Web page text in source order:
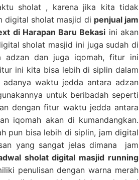
sholat , karena jika kita tidak
digital sholat masjid di penjual jam
di Harapan Baru Bekasi ini akan
sholat masjid ini juga sudah di
adzan dan juga iqomah, fitur ini
ini kita bisa lebih di siplin dalam
waktu jedda antara adzan
untuk beribadah seperti
dengan fitur waktu jedda antara
iqomah akan di kumandangkan.
pun bisa lebih di siplin, jam digital
yang sangat jelas dimana jam
sholat digital masjid running
penulisan dengan warna merah